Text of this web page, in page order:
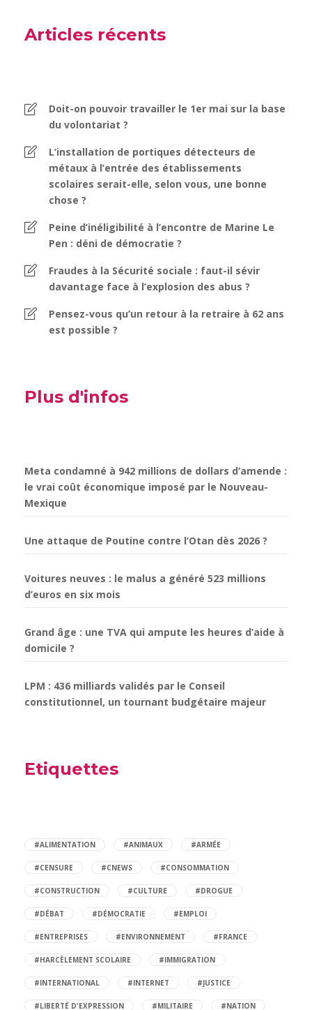
Articles récents
Doit-on pouvoir travailler le 1er mai sur la base
du volontariat ?
L’installation de portiques détecteurs de
métaux à l’entrée des établissements
scolaires serait-elle, selon vous, une bonne
chose ?
Peine d’inéligibilité à l’encontre de Marine Le
Pen : déni de démocratie ?
Fraudes à la Sécurité sociale : faut-il sévir
davantage face à l’explosion des abus ?
Pensez-vous qu’un retour à la retraire à 62 ans
est possible ?
Plus d'infos
Meta condamné à 942 millions de dollars d’amende :
le vrai coût économique imposé par le Nouveau-
Mexique
Une attaque de Poutine contre l’Otan dès 2026 ?
Voitures neuves : le malus a généré 523 millions
d’euros en six mois
Grand âge : une TVA qui ampute les heures d’aide à
domicile ?
LPM : 436 milliards validés par le Conseil
constitutionnel, un tournant budgétaire majeur
Etiquettes
#ALIMENTATION #ANIMAUX #ARMÉE
#CENSURE #CNEWS #CONSOMMATION
#CONSTRUCTION #CULTURE #DROGUE
#DÉBAT #DÉMOCRATIE #EMPLOI
#ENTREPRISES #ENVIRONNEMENT #FRANCE
#HARCÈLEMENT SCOLAIRE #IMMIGRATION
#INTERNATIONAL #INTERNET #JUSTICE
#LIBERTÉ D'EXPRESSION #MILITAIRE #NATION